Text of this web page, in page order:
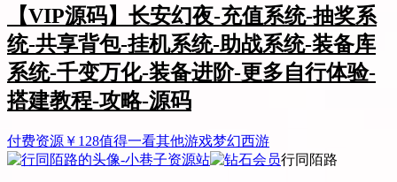
【VIP源码】长安幻夜-充值系统-抽奖系
统-共享背包-挂机系统-助战系统-装备库
系统-千变万化-装备进阶-更多自行体验-
搭建教程-攻略-源码
付费资源 ￥ 128值得一看其他游戏梦幻西游
行同陌路